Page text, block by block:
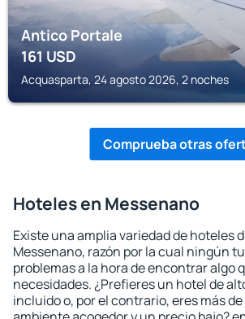
Antico Portale
161USD
Acquasparta, 24 agosto 2026, 2 noches
Comprueba otras
Hoteles en Messenano
Existe una amplia variedad de hoteles
Messenano, razón por la cual ningún
problemas a la hora de encontrar algo
necesidades. ¿Prefieres un hotel de
incluido o, por el contrario, eres más